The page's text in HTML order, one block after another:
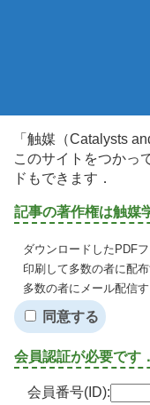
「触媒（Catalysts
このサイトをつかっ
ドもできます．
記事の著作権は触媒
ダウンロードしたPDF
印刷して多数の者に配
多数の者にメール配信
同意する
会員認証が必要です．
会員番号(ID):